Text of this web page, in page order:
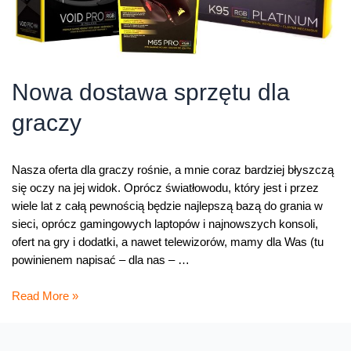
Nowa dostawa sprzętu dla
graczy
Nasza oferta dla graczy rośnie, a mnie coraz bardziej błyszczą
się oczy na jej widok. Oprócz światłowodu, który jest i przez
wiele lat z całą pewnością będzie najlepszą bazą do grania w
sieci, oprócz gamingowych laptopów i najnowszych konsoli,
ofert na gry i dodatki, a nawet telewizorów, mamy dla Was (tu
powinienem napisać – dla nas – …
Nowa
Read More »